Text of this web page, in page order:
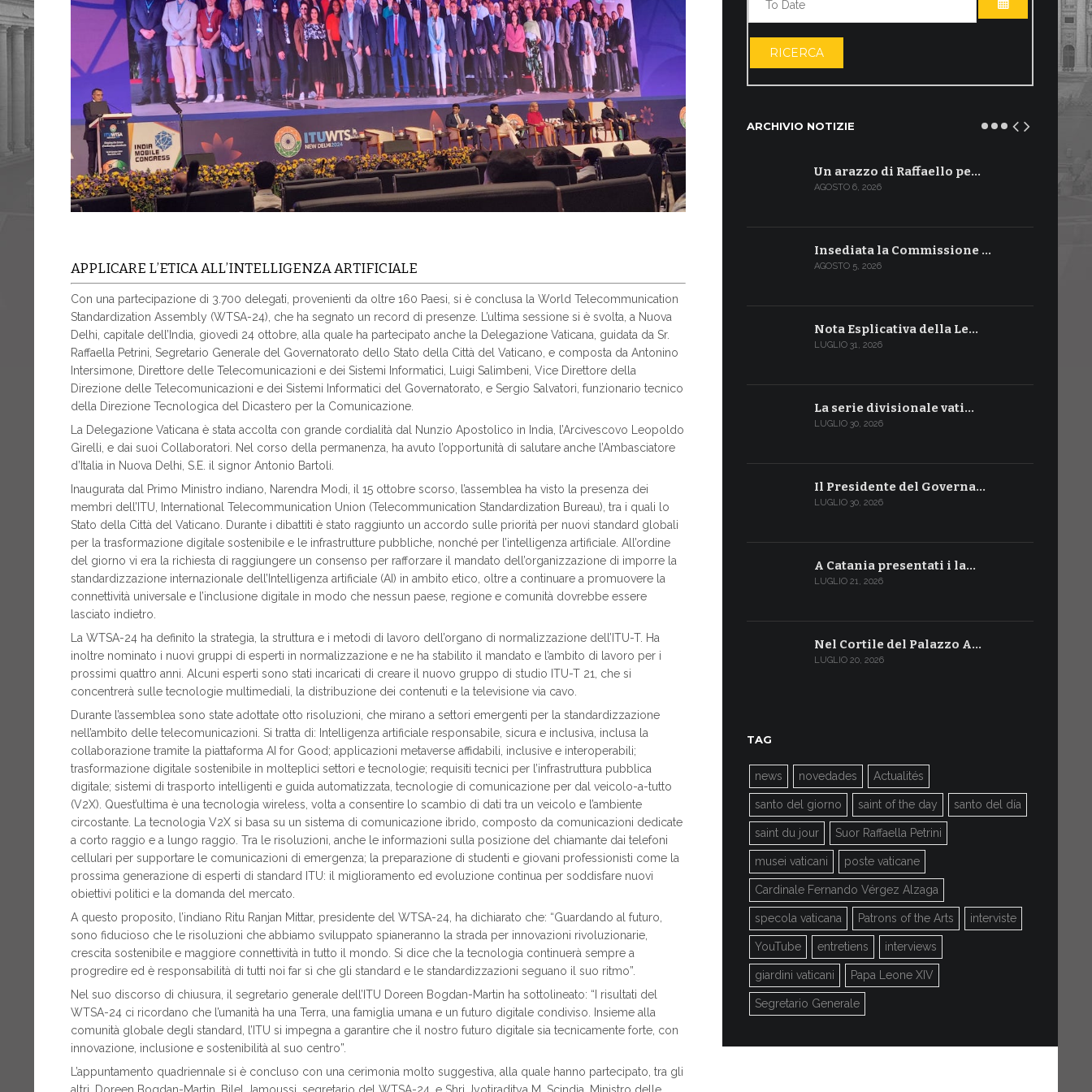
APPLICARE L’ETICA ALL’INTELLIGENZA ARTIFICIALE
Con una partecipazione di 3.700 delegati, provenienti da oltre 160 Paesi, si è conclusa la World Telecommunication
Standardization Assembly (WTSA-24), che ha segnato un record di presenze. L’ultima sessione si è svolta, a Nuova
Delhi, capitale dell’India, giovedì 24 ottobre, alla quale ha partecipato anche la Delegazione Vaticana, guidata da Sr.
Raffaella Petrini, Segretario Generale del Governatorato dello Stato della Città del Vaticano, e composta da Antonino
Intersimone, Direttore delle Telecomunicazioni e dei Sistemi Informatici, Luigi Salimbeni, Vice Direttore della
Direzione delle Telecomunicazioni e dei Sistemi Informatici del Governatorato, e Sergio Salvatori, funzionario tecnico
della Direzione Tecnologica del Dicastero per la Comunicazione.
La Delegazione Vaticana è stata accolta con grande cordialità dal Nunzio Apostolico in India, l’Arcivescovo Leopoldo
Girelli, e dai suoi Collaboratori. Nel corso della permanenza, ha avuto l’opportunità di salutare anche l’Ambasciatore
d’Italia in Nuova Delhi, S.E. il signor Antonio Bartoli.
Inaugurata dal Primo Ministro indiano, Narendra Modi, il 15 ottobre scorso, l’assemblea ha visto la presenza dei
membri dell’ITU, International Telecommunication Union (Telecommunication Standardization Bureau), tra i quali lo
Stato della Città del Vaticano. Durante i dibattiti è stato raggiunto un accordo sulle priorità per nuovi standard globali
per la trasformazione digitale sostenibile e le infrastrutture pubbliche, nonché per l’intelligenza artificiale. All’ordine
del giorno vi era la richiesta di raggiungere un consenso per rafforzare il mandato dell’organizzazione di imporre la
standardizzazione internazionale dell’Intelligenza artificiale (AI) in ambito etico, oltre a continuare a promuovere la
connettività universale e l’inclusione digitale in modo che nessun paese, regione e comunità dovrebbe essere
lasciato indietro.
La WTSA-24 ha definito la strategia, la struttura e i metodi di lavoro dell’organo di normalizzazione dell’ITU-T. Ha
inoltre nominato i nuovi gruppi di esperti in normalizzazione e ne ha stabilito il mandato e l’ambito di lavoro per i
prossimi quattro anni. Alcuni esperti sono stati incaricati di creare il nuovo gruppo di studio ITU-T 21, che si
concentrerà sulle tecnologie multimediali, la distribuzione dei contenuti e la televisione via cavo.
Durante l’assemblea sono state adottate otto risoluzioni, che mirano a settori emergenti per la standardizzazione
nell’ambito delle telecomunicazioni. Si tratta di: Intelligenza artificiale responsabile, sicura e inclusiva, inclusa la
collaborazione tramite la piattaforma AI for Good; applicazioni metaverse affidabili, inclusive e interoperabili;
trasformazione digitale sostenibile in molteplici settori e tecnologie; requisiti tecnici per l’infrastruttura pubblica
digitale; sistemi di trasporto intelligenti e guida automatizzata, tecnologie di comunicazione per dal veicolo-a-tutto
(V2X). Quest’ultima è una tecnologia wireless, volta a consentire lo scambio di dati tra un veicolo e l’ambiente
circostante. La tecnologia V2X si basa su un sistema di comunicazione ibrido, composto da comunicazioni dedicate
a corto raggio e a lungo raggio. Tra le risoluzioni, anche le informazioni sulla posizione del chiamante dai telefoni
cellulari per supportare le comunicazioni di emergenza; la preparazione di studenti e giovani professionisti come la
prossima generazione di esperti di standard ITU: il miglioramento ed evoluzione continua per soddisfare nuovi
obiettivi politici e la domanda del mercato.
A questo proposito, l’indiano Ritu Ranjan Mittar, presidente del WTSA-24, ha dichiarato che: “Guardando al futuro,
sono fiducioso che le risoluzioni che abbiamo sviluppato spianeranno la strada per innovazioni rivoluzionarie,
crescita sostenibile e maggiore connettività in tutto il mondo. Si dice che la tecnologia continuerà sempre a
progredire ed è responsabilità di tutti noi far sì che gli standard e le standardizzazioni seguano il suo ritmo”.
Nel suo discorso di chiusura, il segretario generale dell’ITU Doreen Bogdan-Martin ha sottolineato: “I risultati del
WTSA-24 ci ricordano che l’umanità ha una Terra, una famiglia umana e un futuro digitale condiviso. Insieme alla
comunità globale degli standard, l’ITU si impegna a garantire che il nostro futuro digitale sia tecnicamente forte, con
innovazione, inclusione e sostenibilità al suo centro”.
L’appuntamento quadriennale si è concluso con una cerimonia molto suggestiva, alla quale hanno partecipato, tra gli
altri, Doreen Bogdan-Martin, Bilel Jamoussi, segretario del WTSA-24, e Shri Jyotiraditya M. Scindia, Ministro delle
APRI IL
RICERCA
ARCHIVIO NOTIZIE
Un arazzo di Raffaello pe…
AGOSTO 6, 2026
Insediata la Commissione …
AGOSTO 5, 2026
Nota Esplicativa della Le…
LUGLIO 31, 2026
La serie divisionale vati…
LUGLIO 30, 2026
Il Presidente del Governa…
LUGLIO 30, 2026
A Catania presentati i la…
LUGLIO 21, 2026
Nel Cortile del Palazzo A…
LUGLIO 20, 2026
TAG
news novedades Actualités
santo del giorno saint of the day santo del día
saint du jour Suor Raffaella Petrini
musei vaticani poste vaticane
Cardinale Fernando Vérgez Alzaga
specola vaticana Patrons of the Arts interviste
YouTube entretiens interviews
giardini vaticani Papa Leone XIV
Segretario Generale